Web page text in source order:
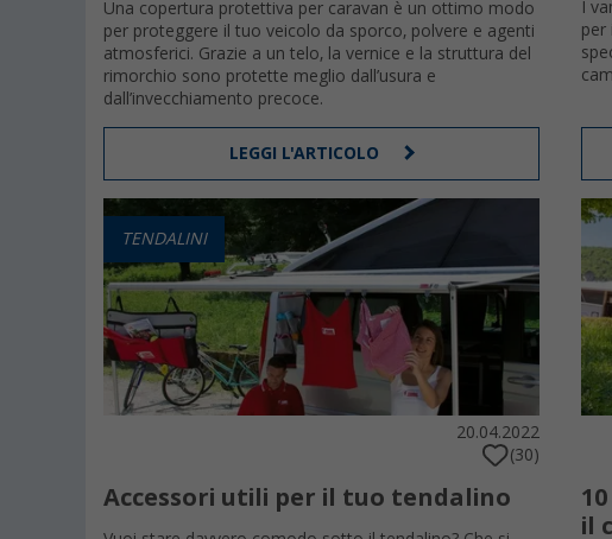
Una copertura protettiva per caravan è un ottimo modo
per proteggere il tuo veicolo da sporco, polvere e agenti
atmosferici. Grazie a un telo, la vernice e la struttura del
rimorchio sono protette meglio dall’usura e
dall’invecchiamento precoce.
LEGGI L'ARTICOLO
I
per
TENDALINI
20.04.2022
(30)
Accessori utili per il tuo tendalino
il